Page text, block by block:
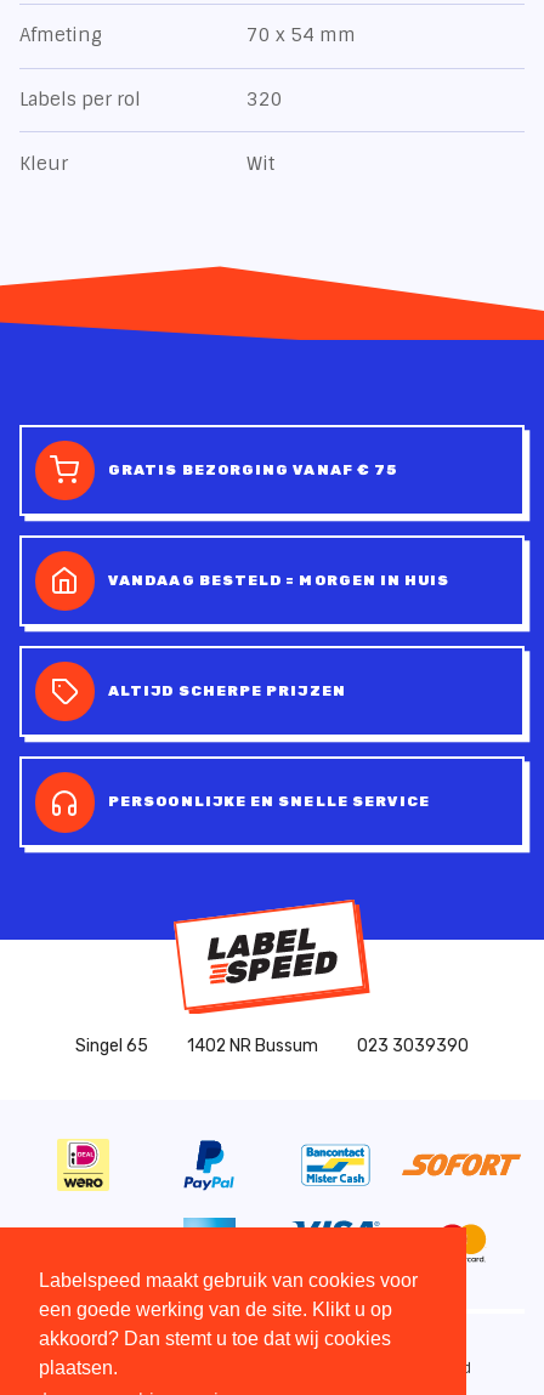
Labelspeed maakt gebruik van cookies voor
een goede werking van de site. Klikt u op
akkoord? Dan stemt u toe dat wij cookies
plaatsen.
Afmeting 70 x 54 mm
Labels per rol 320
Kleur Wit
GRATIS BEZORGING VANAF € 75
VANDAAG BESTELD = MORGEN IN HUIS
ALTIJD SCHERPE PRIJZEN
PERSOONLIJKE EN SNELLE SERVICE
Singel 65 1402 NR Bussum 023 3039390
Copyright All Rights Reserved © 2015 - 2026 - Labelspeed